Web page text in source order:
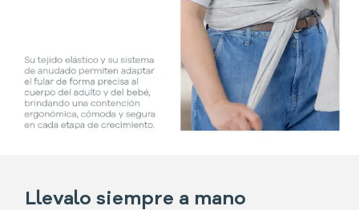
Llevalo siempre a mano